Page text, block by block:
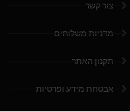
צור קשר
מדניות משלוחים
תקנון האתר
אבטחת מידע ופרטיות